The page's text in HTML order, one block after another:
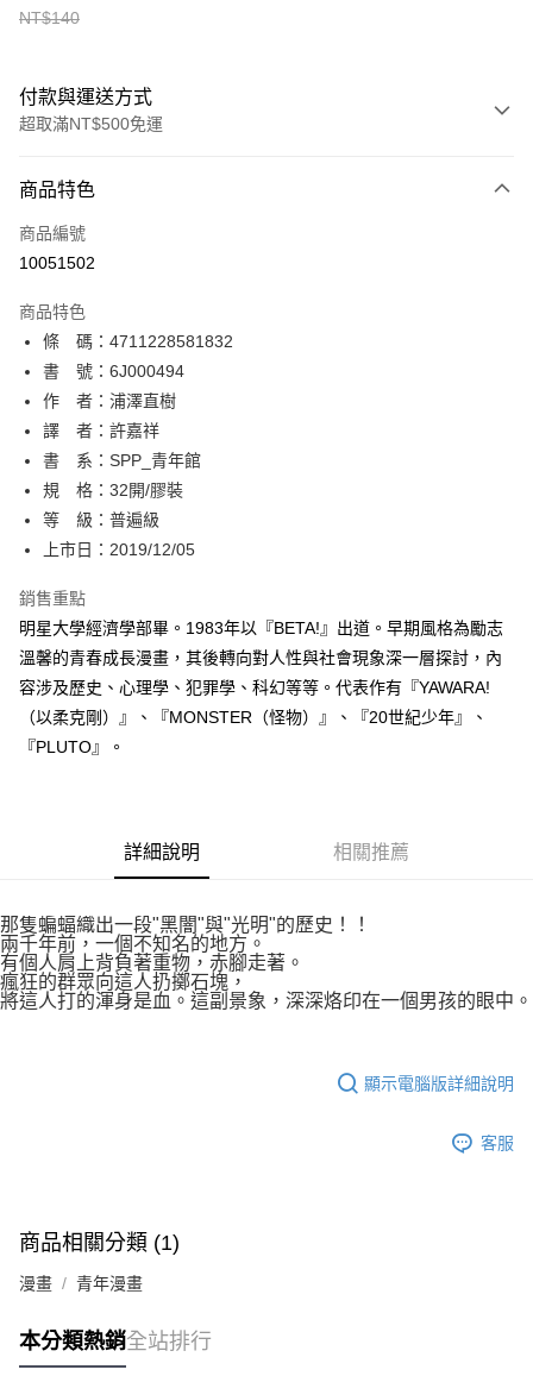
NT$140
付款與運送方式
超取滿NT$500免運
信用卡一次付款
超商取貨付款
相關說明
【關於「AFTEE先享後付」】
AFTEE先享後付是「在收到商品之後才付款」的支付方式。 讓您購物簡單
便利好安心！
１．簡單：不需註冊會員、不需綁卡、不需儲值。
２．便利：只要手機號碼，簡訊認證，即可結帳。
３．安心：先確認商品／服務後，再付款。
【「AFTEE先享後付」結帳流程】
１．於結帳方式選擇「AFTEE先享後付」後，將跳轉至「AFTEE先享後付」
結帳頁面，進行簡訊認證並確認金額後，即可完成結帳。
２．訂單成立數日內，您將收到繳費通知簡訊。
ATM／網路銀行／等多元方式進行付款，方視為交易完成。
※ 請注意：結帳手續完成當下不需立刻繳費，但若您需要取消訂單，請聯絡
購買商品的店家。未經商家同意取消之訂單仍視為有效，需透過AFTEE先享
後付繳納相關費用。
※ 交易是否成功請以「AFTEE先享後付 」之結帳頁面顯示為準，若有關於
是否繳費成功／繳費後需取消欲退款等相關疑問，請聯繫「AFTEE先享後付
權轉讓予恩沛科技股份有限公司。
２．關於個人資料處理事宜，請瀏覽以下網址：
https://aftee.tw/terms/#terms3
「AFTEE先享後付」，若未經同意申辦者引起之損失，本公司不負相關責
任。
４．使用「AFTEE先享後付」時，將依據個別帳號之用戶狀況，依本公司即
時審查核予不同之上限額度；若仍有額度不足之情形，本公司將視審查結果
請求用戶進行身份認證。
ATM付款
運送方式
全家取貨付款
每筆NT$80，滿NT$500(含以上)免運費
付款後全家取貨
每筆NT$80，滿NT$500(含以上)免運費
付款後萊爾富取貨
每筆NT$80，滿NT$500(含以上)免運費
付款後7-11取貨
每筆NT$80，滿NT$500(含以上)免運費
宅配
每筆NT$100，滿NT$800(含以上)免運費
國家/地區配送 查看運費
商品特色
商品編號
10051502
商品特色
條 碼：4711228581832
書 號：6J000494
作 者：浦澤直樹
譯 者：許嘉祥
書 系：SPP_青年館
規 格：32開/膠裝
等 級：普遍級
上市日：2019/12/05
銷售重點
明星大學經濟學部畢。1983年以『BETA!』出道。早期風格為勵志
溫馨的青春成長漫畫，其後轉向對人性與社會現象深一層探討，內
容涉及歷史、心理學、犯罪學、科幻等等。代表作有『YAWARA!
（以柔克剛）』、『MONSTER（怪物）』、『20世紀少年』、
『PLUTO』。
詳細說明 相關推薦
那隻蝙蝠織出一段"黑闇"與"光明"的歷史！！
兩千年前，一個不知名的地方。
有個人肩上背負著重物，赤腳走著。
瘋狂的群眾向這人扔擲石塊，
將這人打的渾身是血。這副景象，深深烙印在一個男孩的眼中。
顯示電腦版詳細說明
客服
商品相關分類 (1)
漫畫 青年漫畫
本分類熱銷全站排行